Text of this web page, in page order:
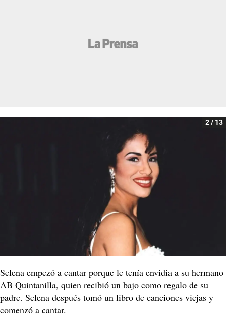
2 / 13
Selena empezó a cantar porque le tenía envidia a su hermano
AB Quintanilla, quien recibió un bajo como regalo de su
padre. Selena después tomó un libro de canciones viejas y
comenzó a cantar.